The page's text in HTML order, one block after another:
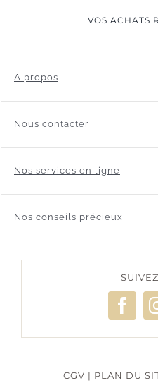
VOS ACHATS
A propos
Nous contacter
Nos services en ligne
Nos conseils précieux
CGV | PLAN DU